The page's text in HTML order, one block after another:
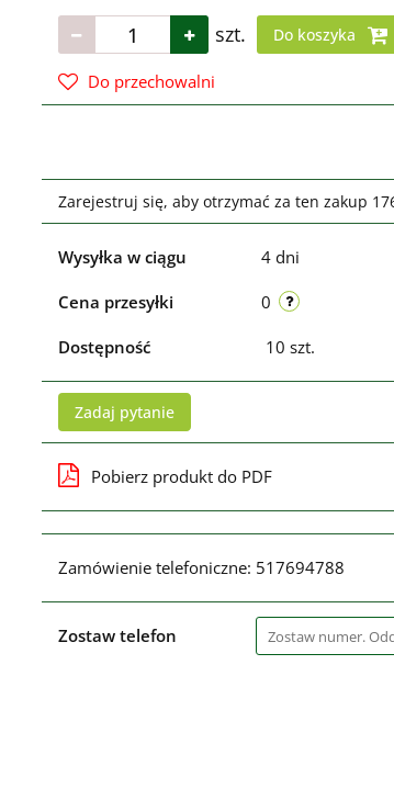
szt. Do koszyka
Do przechowalni
Zarejestruj się, aby otrzymać za ten zakup
Wysyłka w ciągu 4 dni
Cena przesyłki 0
Dostępność 10 szt.
Zadaj pytanie
Pobierz produkt do PDF
Zamówienie telefoniczne: 517694788
Zostaw telefon